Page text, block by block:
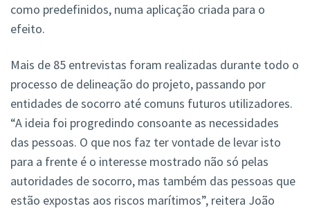
como predefinidos, numa aplicação criada para o
efeito.
Mais de 85 entrevistas foram realizadas durante todo o
processo de delineação do projeto, passando por
entidades de socorro até comuns futuros utilizadores.
“A ideia foi progredindo consoante as necessidades
das pessoas. O que nos faz ter vontade de levar isto
para a frente é o interesse mostrado não só pelas
autoridades de socorro, mas também das pessoas que
estão expostas aos riscos marítimos”, reitera João